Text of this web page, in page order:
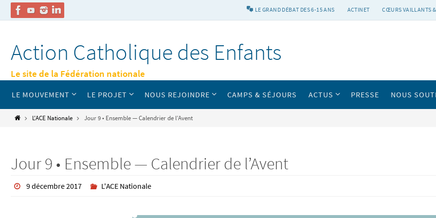
contenu
LE GRAND DÉBAT DES 6-15 ANS ACTINET CŒURS VAILLANTS
Action Catholique des Enfants
Le site de la Fédération nationale
contenu
LE MOUVEMENT LE PROJET NOUS REJOINDRE CAMPS & SÉJOURS ACTUS PRESSE NOUS
HomeL'ACE Nationale Jour 9 • Ensemble — Calendrier de l’Avent
Jour 9 • Ensemble — Calendrier de l’Avent
9 décembre 2017 L'ACE Nationale